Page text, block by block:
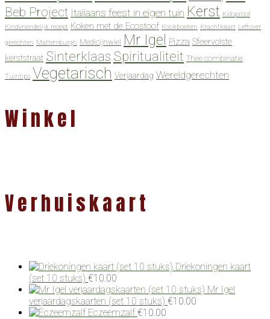
Beb Project Italiaans feest in eigen tuin Kerst Kidsproof
Kindvriendelijk recept Koken met de Ecostoof Kookboeken Krachtkaart Leftover
gerechten Mattemburgh Medicijnwiel Mr Igel Pizza Sfeervolste
kerststraat Sinterklaas Spiritualiteit Thee combinatie
Tuintips Vegetarisch Verjaardag Wereldgerechten
Winkel
Verhuiskaart
Driekoningen kaart
(set 10 stuks) €10.00
Mr Igel
verjaardagskaarten (set 10 stuks) €10.00
Eczeemzalf €10.00